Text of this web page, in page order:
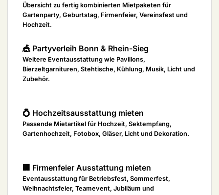
Übersicht zu fertig kombinierten Mietpaketen für
Gartenparty, Geburtstag, Firmenfeier, Vereinsfest und
Hochzeit.
🎪 Partyverleih Bonn & Rhein-Sieg
Weitere Eventausstattung wie Pavillons,
Bierzeltgarnituren, Stehtische, Kühlung, Musik, Licht und
Zubehör.
💍 Hochzeitsausstattung mieten
Passende Mietartikel für Hochzeit, Sektempfang,
Gartenhochzeit, Fotobox, Gläser, Licht und Dekoration.
🏢 Firmenfeier Ausstattung mieten
Eventausstattung für Betriebsfest, Sommerfest,
Weihnachtsfeier, Teamevent, Jubiläum und